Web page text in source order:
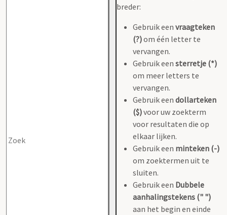
breder:
Gebruik een vraagteken
(?)om één letter te
vervangen.
Gebruik een sterretje (*)
om meer letters te
vervangen.
Gebruik een dollarteken
($)voor uw zoekterm
voor resultaten die op
elkaar lijken.
Gebruik een minteken (-)
om zoektermen uit te
sluiten.
Gebruik een Dubbele
aanhalingstekens (" ")
aan het begin en einde